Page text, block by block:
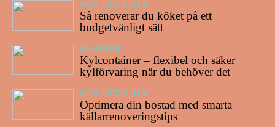
GÖR-DET-SJÄLV
Så renoverar du köket på ett
budgetvänligt sätt
NYHETER
Kylcontainer – flexibel och säker
kylförvaring när du behöver det
GÖR-DET-SJÄLV
Optimera din bostad med smarta
källarrenoveringstips